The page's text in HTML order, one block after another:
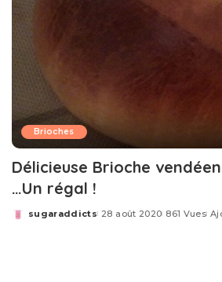
Brioches
Délicieuse Brioche
…Un régal !
Posted
sugaraddicts 28 août 2020 861 Vues